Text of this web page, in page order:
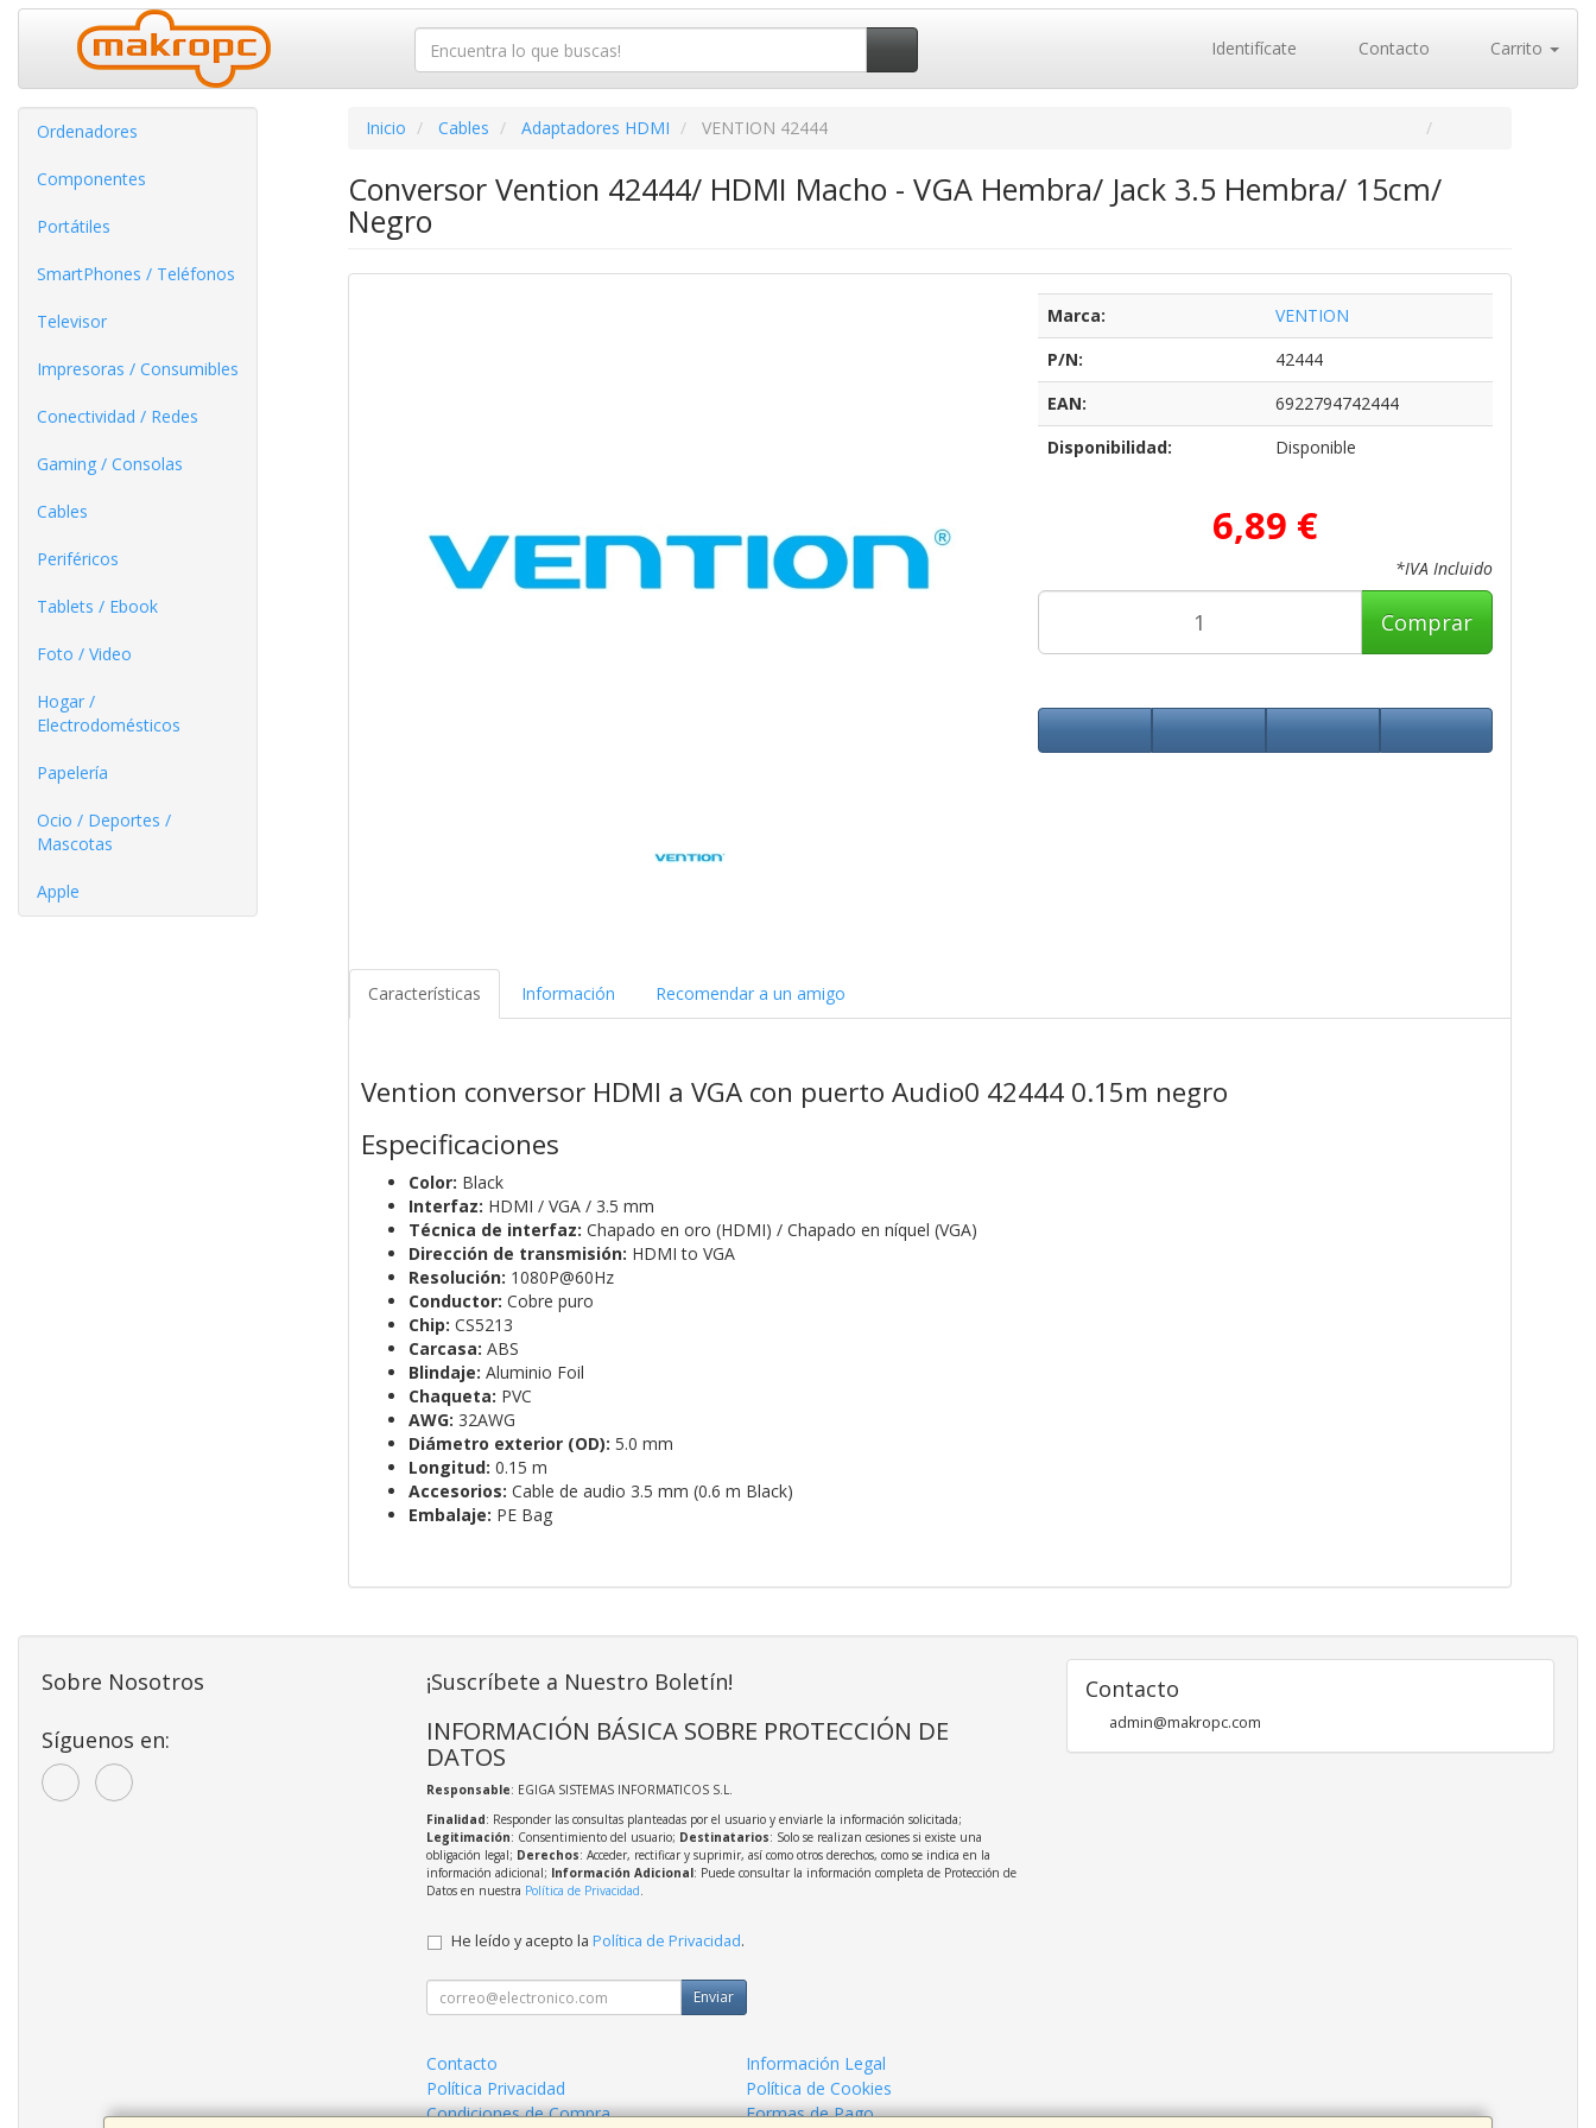
Identifícate Contacto Carrito
Ordenadores
Componentes
Portátiles
SmartPhones / Teléfonos
Televisor
Impresoras / Consumibles
Conectividad / Redes
Gaming / Consolas
Cables
Periféricos
Tablets / Ebook
Foto / Video
Hogar /
Electrodomésticos
Papelería
Ocio / Deportes /
Mascotas
Apple
Inicio Cables Adaptadores HDMI VENTION 42444
Conversor Vention 42444/ HDMI Macho - VGA Hembra/ Jack 3.5 Hembra/ 15cm/
Negro
Marca:
VENTION
P/N:
42444
EAN:
6922794742444
Disponibilidad:
Disponible
6,89 €
*IVA Incluido
Comprar
Características Información Recomendar a un amigo
Vention conversor HDMI a VGA con puerto Audio0 42444 0.15m negro
Especificaciones
Color: Black
Interfaz: HDMI / VGA / 3.5 mm
Técnica de interfaz: Chapado en oro (HDMI) / Chapado en níquel (VGA)
Dirección de transmisión: HDMI to VGA
Resolución: 1080P@60Hz
Conductor: Cobre puro
Chip: CS5213
Carcasa: ABS
Blindaje: Aluminio Foil
Chaqueta: PVC
AWG: 32AWG
Diámetro exterior (OD): 5.0 mm
Longitud: 0.15 m
Accesorios: Cable de audio 3.5 mm (0.6 m Black)
Embalaje: PE Bag
Sobre Nosotros
Síguenos en:
¡Suscríbete a Nuestro Boletín!
INFORMACIÓN BÁSICA SOBRE PROTECCIÓN DE
DATOS
Responsable: EGIGA SISTEMAS INFORMATICOS S.L.
Finalidad: Responder las consultas planteadas por el usuario y enviarle la información solicitada;
Legitimación: Consentimiento del usuario; Destinatarios: Solo se realizan cesiones si existe una
obligación legal; Derechos: Acceder, rectificar y suprimir, así como otros derechos, como se indica en la
información adicional; Información Adicional: Puede consultar la información completa de Protección de
Datos en nuestra Política de Privacidad.
He leído y acepto la Política de Privacidad.
Enviar
Contacto
Información Legal
Política Privacidad
Política de Cookies
Condiciones de Compra
Formas de Pago
Contacto
admin@makropc.com